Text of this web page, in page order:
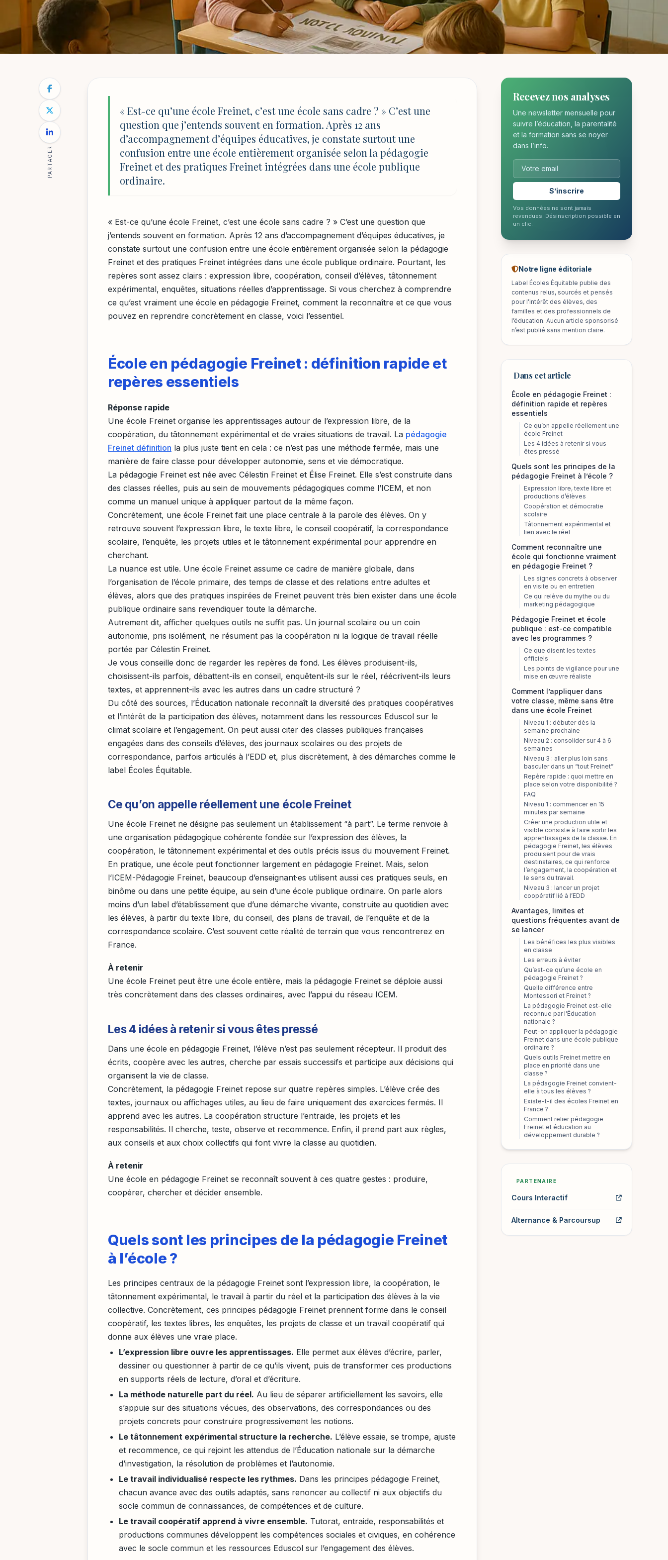
NOTRE BLOG
École pédagogie Freinet : repères et
pratiques concrètes
16 mai 2026 33 min de lecture MAJ 4 août 2026 à 17:03
PARTAGER
« Est-ce qu’une école Freinet, c’est une école sans cadre ? » C’est une
question que j’entends souvent en formation. Après 12 ans
d’accompagnement d’équipes éducatives, je constate surtout une
confusion entre une école entièrement organisée selon la pédagogie
Freinet et des pratiques Freinet intégrées dans une école publique
ordinaire.
« Est-ce qu’une école Freinet, c’est une école sans cadre ? » C’est une question que
j’entends souvent en formation. Après 12 ans d’accompagnement d’équipes éducatives, je
constate surtout une confusion entre une école entièrement organisée selon la pédagogie
Freinet et des pratiques Freinet intégrées dans une école publique ordinaire. Pourtant, les
repères sont assez clairs : expression libre, coopération, conseil d’élèves, tâtonnement
expérimental, enquêtes, situations réelles d’apprentissage. Si vous cherchez à comprendre
ce qu’est vraiment une école en pédagogie Freinet, comment la reconnaître et ce que vous
pouvez en reprendre concrètement en classe, voici l’essentiel.
École en pédagogie Freinet : définition rapide et
repères essentiels
Réponse rapide
Une école Freinet organise les apprentissages autour de l’expression libre, de la
coopération, du tâtonnement expérimental et de vraies situations de travail. La pédagogie
Freinet définition la plus juste tient en cela : ce n’est pas une méthode fermée, mais une
manière de faire classe pour développer autonomie, sens et vie démocratique.
La pédagogie Freinet est née avec Célestin Freinet et Élise Freinet. Elle s’est construite dans
des classes réelles, puis au sein de mouvements pédagogiques comme l’ICEM, et non
comme un manuel unique à appliquer partout de la même façon.
Concrètement, une école Freinet fait une place centrale à la parole des élèves. On y
retrouve souvent l’expression libre, le texte libre, le conseil coopératif, la correspondance
scolaire, l’enquête, les projets utiles et le tâtonnement expérimental pour apprendre en
cherchant.
La nuance est utile. Une école Freinet assume ce cadre de manière globale, dans
l’organisation de l’école primaire, des temps de classe et des relations entre adultes et
élèves, alors que des pratiques inspirées de Freinet peuvent très bien exister dans une école
publique ordinaire sans revendiquer toute la démarche.
Autrement dit, afficher quelques outils ne suffit pas. Un journal scolaire ou un coin
autonomie, pris isolément, ne résument pas la coopération ni la logique de travail réelle
portée par Célestin Freinet.
Je vous conseille donc de regarder les repères de fond. Les élèves produisent-ils,
choisissent-ils parfois, débattent-ils en conseil, enquêtent-ils sur le réel, réécrivent-ils leurs
textes, et apprennent-ils avec les autres dans un cadre structuré ?
Du côté des sources, l’Éducation nationale reconnaît la diversité des pratiques coopératives
et l’intérêt de la participation des élèves, notamment dans les ressources Eduscol sur le
climat scolaire et l’engagement. On peut aussi citer des classes publiques françaises
engagées dans des conseils d’élèves, des journaux scolaires ou des projets de
correspondance, parfois articulés à l’EDD et, plus discrètement, à des démarches comme le
label Écoles Équitable.
Ce qu’on appelle réellement une école Freinet
Une école Freinet ne désigne pas seulement un établissement “à part”. Le terme renvoie à
une organisation pédagogique cohérente fondée sur l’expression des élèves, la
coopération, le tâtonnement expérimental et des outils précis issus du mouvement Freinet.
En pratique, une école peut fonctionner largement en pédagogie Freinet. Mais, selon
l’ICEM-Pédagogie Freinet, beaucoup d’enseignant·es utilisent aussi ces pratiques seuls, en
binôme ou dans une petite équipe, au sein d’une école publique ordinaire. On parle alors
moins d’un label d’établissement que d’une démarche vivante, construite au quotidien avec
les élèves, à partir du texte libre, du conseil, des plans de travail, de l’enquête et de la
correspondance scolaire. C’est souvent cette réalité de terrain que vous rencontrerez en
France.
À retenir
Une école Freinet peut être une école entière, mais la pédagogie Freinet se déploie aussi
très concrètement dans des classes ordinaires, avec l’appui du réseau ICEM.
Les 4 idées à retenir si vous êtes pressé
Dans une école en pédagogie Freinet, l’élève n’est pas seulement récepteur. Il produit des
écrits, coopère avec les autres, cherche par essais successifs et participe aux décisions qui
organisent la vie de classe.
Concrètement, la pédagogie Freinet repose sur quatre repères simples. L’élève crée des
textes, journaux ou affichages utiles, au lieu de faire uniquement des exercices fermés. Il
apprend avec les autres. La coopération structure l’entraide, les projets et les
responsabilités. Il cherche, teste, observe et recommence. Enfin, il prend part aux règles,
aux conseils et aux choix collectifs qui font vivre la classe au quotidien.
À retenir
Une école en pédagogie Freinet se reconnaît souvent à ces quatre gestes : produire,
coopérer, chercher et décider ensemble.
Quels sont les principes de la pédagogie Freinet
à l’école ?
Les principes centraux de la pédagogie Freinet sont l’expression libre, la coopération, le
tâtonnement expérimental, le travail à partir du réel et la participation des élèves à la vie
collective. Concrètement, ces principes pédagogie Freinet prennent forme dans le conseil
coopératif, les textes libres, les enquêtes, les projets de classe et un travail coopératif qui
donne aux élèves une vraie place.
L’expression libre ouvre les apprentissages. Elle permet aux élèves d’écrire, parler,
dessiner ou questionner à partir de ce qu’ils vivent, puis de transformer ces productions
en supports réels de lecture, d’oral et d’écriture.
La méthode naturelle part du réel. Au lieu de séparer artificiellement les savoirs, elle
s’appuie sur des situations vécues, des observations, des correspondances ou des
projets concrets pour construire progressivement les notions.
Le tâtonnement expérimental structure la recherche. L’élève essaie, se trompe, ajuste
et recommence, ce qui rejoint les attendus de l’Éducation nationale sur la démarche
d’investigation, la résolution de problèmes et l’autonomie.
Le travail individualisé respecte les rythmes. Dans les principes pédagogie Freinet,
chacun avance avec des outils adaptés, sans renoncer au collectif ni aux objectifs du
socle commun de connaissances, de compétences et de culture.
Le travail coopératif apprend à vivre ensemble. Tutorat, entraide, responsabilités et
productions communes développent les compétences sociales et civiques, en cohérence
avec le socle commun et les ressources Eduscol sur l’engagement des élèves.
Recevez nos analyses
Une newsletter mensuelle pour
suivre l’éducation, la parentalité
et la formation sans se noyer
dans l’info.
S’inscrire
Vos données ne sont jamais
revendues. Désinscription possible en
un clic.
Notre ligne éditoriale
Label Écoles Équitable publie des
contenus relus, sourcés et pensés
pour l’intérêt des élèves, des
familles et des professionnels de
l’éducation. Aucun article sponsorisé
n’est publié sans mention claire.
Dans cet article
École en pédagogie Freinet :
définition rapide et repères
essentiels
Ce qu’on appelle réellement une
école Freinet
Les 4 idées à retenir si vous
êtes pressé
Quels sont les principes de la
pédagogie Freinet à l’école ?
Expression libre, texte libre et
productions d’élèves
Coopération et démocratie
scolaire
Tâtonnement expérimental et
lien avec le réel
Comment reconnaître une
école qui fonctionne vraiment
en pédagogie Freinet ?
Les signes concrets à observer
en visite ou en entretien
Ce qui relève du mythe ou du
marketing pédagogique
Pédagogie Freinet et école
publique : est-ce compatible
avec les programmes ?
Ce que disent les textes
officiels
Les points de vigilance pour une
mise en œuvre réaliste
Comment l’appliquer dans
votre classe, même sans être
dans une école Freinet
Niveau 1 : débuter dès la
semaine prochaine
Niveau 2 : consolider sur 4 à 6
semaines
Niveau 3 : aller plus loin sans
basculer dans un “tout Freinet”
Repère rapide : quoi mettre en
place selon votre disponibilité ?
FAQ
Niveau 1 : commencer en 15
minutes par semaine
Créer une production utile et
visible consiste à faire sortir les
apprentissages de la classe. En
pédagogie Freinet, les élèves
produisent pour de vrais
destinataires, ce qui renforce
l’engagement, la coopération et
le sens du travail.
Niveau 3 : lancer un projet
coopératif lié à l’EDD
Avantages, limites et
questions fréquentes avant de
se lancer
Les bénéfices les plus visibles
en classe
Les erreurs à éviter
Qu’est-ce qu’une école en
pédagogie Freinet ?
Quelle différence entre
Montessori et Freinet ?
La pédagogie Freinet est-elle
reconnue par l’Éducation
nationale ?
Peut-on appliquer la pédagogie
Freinet dans une école publique
ordinaire ?
Quels outils Freinet mettre en
place en priorité dans une
classe ?
La pédagogie Freinet convient-
elle à tous les élèves ?
Existe-t-il des écoles Freinet en
France ?
Comment relier pédagogie
Freinet et éducation au
développement durable ?
PARTENAIRE
Cours Interactif
Alternance & Parcoursup